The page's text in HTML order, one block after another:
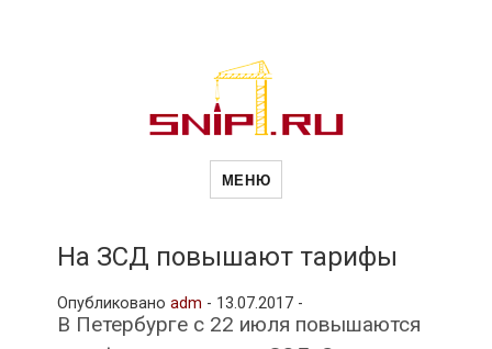
Новости
и
другие связанные со стройкой
рубрики
МЕНЮ
На ЗСД повышают тарифы
Опубликовано adm - 13.07.2017 -
В Петербурге с 22 июля повышаются